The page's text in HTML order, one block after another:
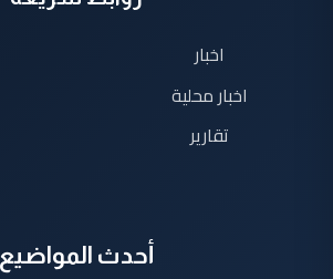
اخبار
اخبار محلية
تقارير
أحدث المواضيع